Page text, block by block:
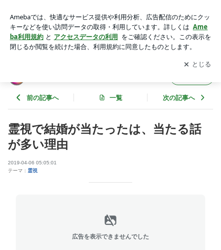
ル系ブログ[2026年版]
アプリをダウンロードして ブログの更新通知
を受け取りまし
ょう。
開く
前の記事へ 一覧 次の記事へ
霊視で結婚が当たったは、当たる話
が多い理由
2019-04-06 05:05:01
テーマ： 霊視
広告を表示できませんでした